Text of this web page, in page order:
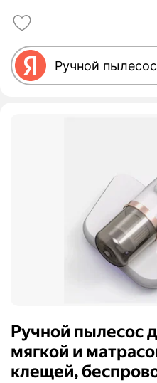
Ручной пылесос
мягкой и
клещей,